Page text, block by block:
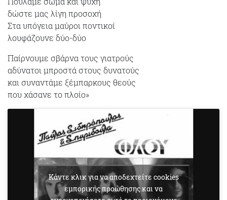
δώστε μας λίγη προσοχή
Στα υπόγεια μαύροι ποντικοί
λουφάζουνε δύο-δύο
Παίρνουμε σβάρνα τους γιατρούς
αδύνατοι μπροστά στους δυνατούς
και συναντάμε ξέμπαρκους θεούς
που χάσανε το πλοίο»
Κάντε κλικ για να αποδεχτείτε cookies
εμπορικής προώθησης και να